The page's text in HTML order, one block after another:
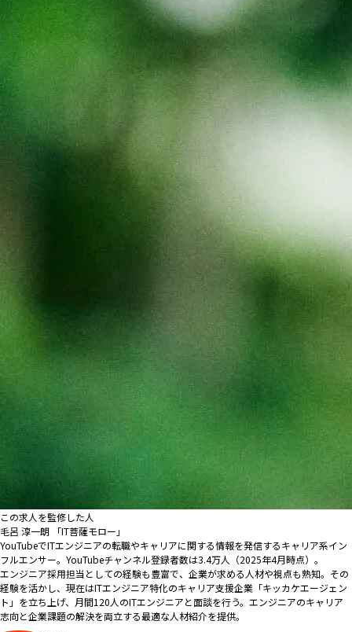
この求人を監修した人
毛呂 淳一朗 「IT菩薩モロー」
YouTubeでITエンジニアの転職やキャリアに関する情報を発信するキャリア系イン
フルエンサー。YouTubeチャンネル登録者数は3.4万人（2025年4月時点）。
エンジニア採用担当としての経験も豊富で、企業が求める人材や視点も熟知。その
経験を活かし、現在はITエンジニア特化のキャリア支援企業「キッカケエージェン
ト」を立ち上げ、月間120人のITエンジニアと面談を行う。エンジニアのキャリア
志向と企業課題の解決を両立する最適な人材紹介を提供。